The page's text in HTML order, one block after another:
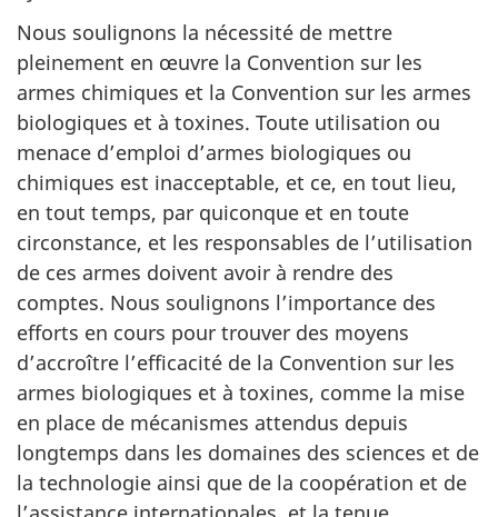
Nous soulignons la nécessité de mettre
pleinement en œuvre la Convention sur les
armes chimiques et la Convention sur les armes
biologiques et à toxines. Toute utilisation ou
menace d’emploi d’armes biologiques ou
chimiques est inacceptable, et ce, en tout lieu,
en tout temps, par quiconque et en toute
circonstance, et les responsables de l’utilisation
de ces armes doivent avoir à rendre des
comptes. Nous soulignons l’importance des
efforts en cours pour trouver des moyens
d’accroître l’efficacité de la Convention sur les
armes biologiques et à toxines, comme la mise
en place de mécanismes attendus depuis
longtemps dans les domaines des sciences et de
la technologie ainsi que de la coopération et de